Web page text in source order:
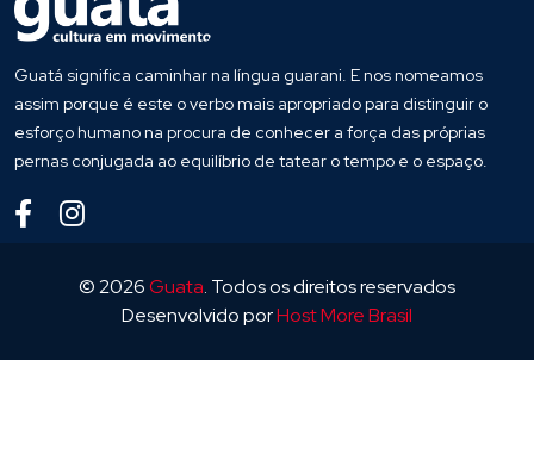
Guatá significa caminhar na língua guarani. E nos nomeamos
assim porque é este o verbo mais apropriado para distinguir o
esforço humano na procura de conhecer a força das próprias
pernas conjugada ao equilíbrio de tatear o tempo e o espaço.
© 2026Guata. Todos os direitos reservados
Desenvolvido porHost More Brasil